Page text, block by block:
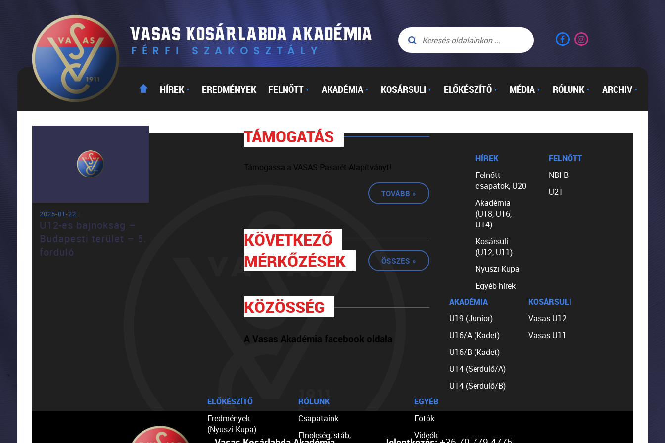
HÍREK ▼ EREDMÉNYEK FELNŐTT ▼ AKADÉMIA ▼ KOSÁRSULI ▼ ELŐKÉSZÍTŐ ▼ MÉDIA ▼ RÓLUNK ▼ ARCHIV ▼
2025-01-22 |
U12-es bajnokság –
Budapesti terület – 5.
forduló
TÁMOGATÁS
Támogassa a VASAS-Pasarét Alapítványt!
TOVÁBB »
KÖVETKEZŐ
MÉRKŐZÉSEK
ÖSSZES »
KÖZÖSSÉG
A Vasas Akadémia facebook oldala
HÍREK
Felnőtt
csapatok, U20
Akadémia
(U18, U16,
U14)
Kosársuli
(U12, U11)
Nyuszi Kupa
Egyéb hírek
FELNŐTT
NBI B
U21
AKADÉMIA
U19 (Junior)
U16/A (Kadet)
U16/B (Kadet)
U14 (Serdülő/A)
U14 (Serdülő/B)
KOSÁRSULI
Vasas U12
Vasas U11
ELŐKÉSZÍTŐ
Eredmények
(Nyuszi Kupa)
RÓLUNK
Csapataink
Elnökség, stáb,
EGYÉB
Fotók
Videók